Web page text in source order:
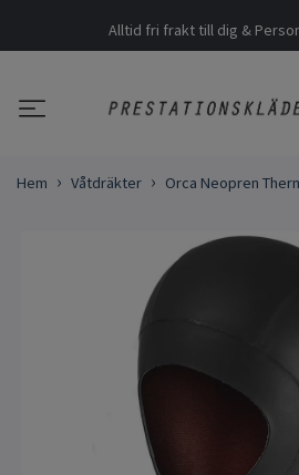
Alltid fri frakt till dig &
Hem Våtdräkter Orca Neopren